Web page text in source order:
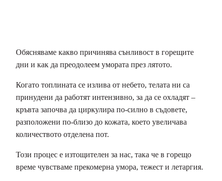
Обясняваме какво причинява сънливост в горещите
дни и как да преодолеем умората през лятото.
Когато топлината се излива от небето, телата ни са
принудени да работят интензивно, за да се охладят –
кръвта започва да циркулира по-силно в съдовете,
разположени по-близо до кожата, което увеличава
количеството отделена пот.
Този процес е изтощителен за нас, така че в горещо
време чувстваме прекомерна умора, тежест и летаргия.